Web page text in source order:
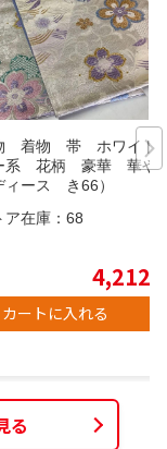
着物 帯 ホワイト
系 花柄 豪華 華や
ース き66）
在庫： 68
4,212
カートに入れる
る